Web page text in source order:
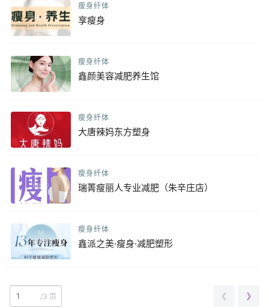
瘦身纤体
享瘦身
瘦身纤体
鑫颜美容减肥养生馆
瘦身纤体
大唐辣妈东方塑身
瘦身纤体
瑞菁瘦丽人专业减肥（朱辛庄店）
瘦身纤体
鑫派之美·瘦身·减肥塑形
/3 页 ❮ ❯